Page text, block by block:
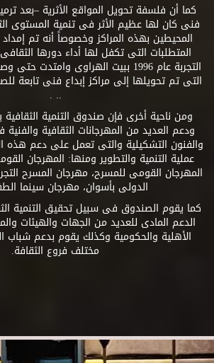
كما أن فلسفة تحويل المواقع الأثرية –بعد
فنى كان لها عظيم الأثر فى تنمية المستوى
المحيطين بهذه المراكز وخصوصاً أنه تم
المتطلبات التى تكفل لها أداء دورها
التجربة عام 1996 ببيت الهراوى
.. .
ومن ناحية أخرى فإن صندوق التنمية
ودعم العديد من المهرجانات الثقافية
والفنون التشكيلية والتى تعمل على دعم هذه
عملية التنمية والتطوير ومنها: المهرجان
المهرجان القومى للمسرح، مهرجان المسرح
الدولى بأسوان، مهرجان سينما
كما يقوم الصندوق فى سبيل تحقيق التنمية
الدعم المادى للعديد من الجهات والهيئات
الأهلية والحكومية وكذلك يقوم بدعم شباب
مختلف فروع الثقافة.